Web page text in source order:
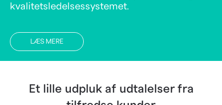
kvalitetsledelsessystemet.
LÆS MERE
Et lille udpluk af udtalelser fra